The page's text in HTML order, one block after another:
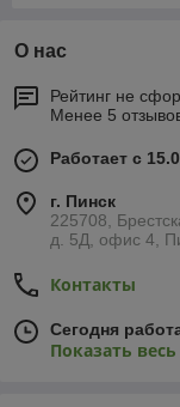
О нас
Рейтинг не
Менее 5
Работает с
г. Пинск
225708,
д. 5Д, офис 4,
Контакты
Сегодня
Показать